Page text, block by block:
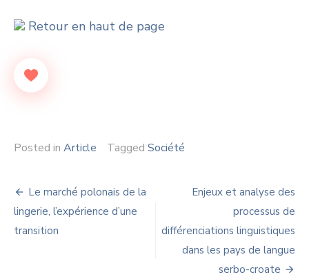
Retour en haut de page
Posted in Article Tagged Société
Navigation
de
l’article
Le marché polonais de la
lingerie, l’expérience d’une
transition
Enjeux et analyse des
processus de
différenciations linguistiques
dans les pays de langue
serbo-croate